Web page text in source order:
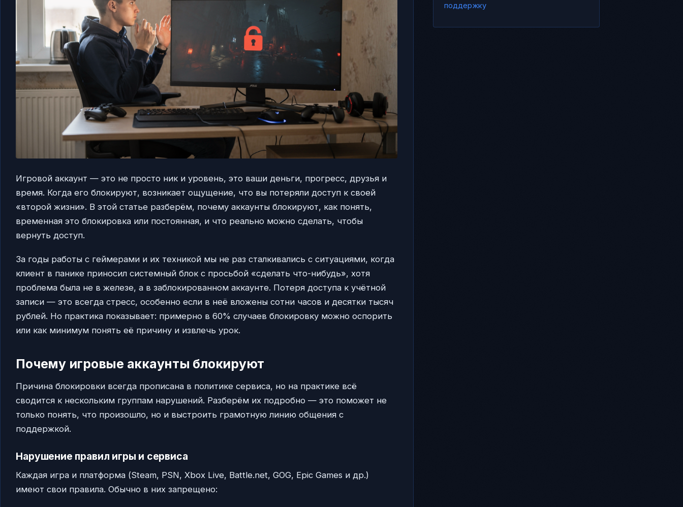
Игровой аккаунт — это не просто ник и уровень, это ваши деньги, прогресс, друзья и
время. Когда его блокируют, возникает ощущение, что вы потеряли доступ к своей
«второй жизни». В этой статье разберём, почему аккаунты блокируют, как понять,
временная это блокировка или постоянная, и что реально можно сделать, чтобы
вернуть доступ.
За годы работы с геймерами и их техникой мы не раз сталкивались с ситуациями, когда
клиент в панике приносил системный блок с просьбой «сделать что-нибудь», хотя
проблема была не в железе, а в заблокированном аккаунте. Потеря доступа к учётной
записи — это всегда стресс, особенно если в неё вложены сотни часов и десятки тысяч
рублей. Но практика показывает: примерно в 60% случаев блокировку можно оспорить
или как минимум понять её причину и извлечь урок.
Почему игровые аккаунты блокируют
Причина блокировки всегда прописана в политике сервиса, но на практике всё
сводится к нескольким группам нарушений. Разберём их подробно — это поможет не
только понять, что произошло, но и выстроить грамотную линию общения с
поддержкой.
Нарушение правил игры и сервиса
Каждая игра и платформа (Steam, PSN, Xbox Live, Battle.net, GOG, Epic Games и др.)
имеют свои правила. Обычно в них запрещено:
поддержку